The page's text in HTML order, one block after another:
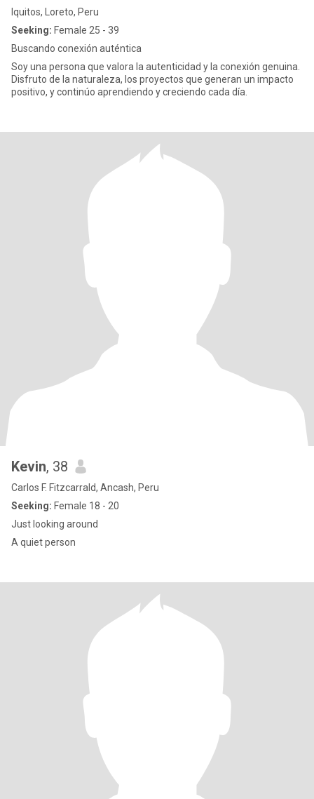
Iquitos, Loreto, Peru
Seeking: Female 25 - 39
Buscando conexión auténtica
Soy una persona que valora la autenticidad y la conexión genuina.
Disfruto de la naturaleza, los proyectos que generan un impacto
positivo, y continúo aprendiendo y creciendo cada día.
Kevin, 38
Carlos F. Fitzcarrald, Ancash, Peru
Seeking: Female 18 - 20
Just looking around
A quiet person